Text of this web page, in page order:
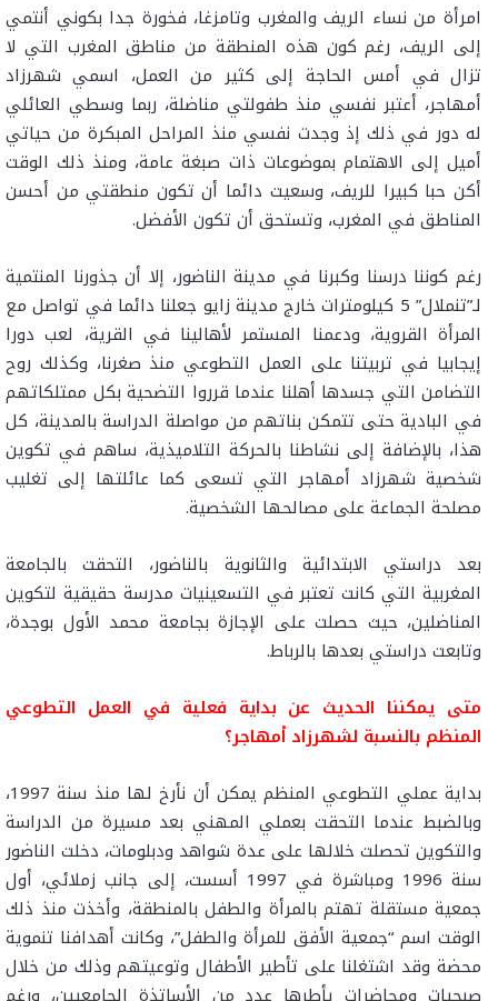
امرأة من نساء الريف والمغرب وتامزغا، فخورة جدا بكوني أنتمي
إلى الريف، رغم كون هذه المنطقة من مناطق المغرب التي لا
تزال في أمس الحاجة إلى كثير من العمل، اسمي شهرزاد
أمهاجر، أعتبر نفسي منذ طفولتي مناضلة، ربما وسطي العائلي
له دور في ذلك إذ وجدت نفسي منذ المراحل المبكرة من حياتي
أميل إلى الاهتمام بموضوعات ذات صبغة عامة، ومنذ ذلك الوقت
أكن حبا كبيرا للريف، وسعيت دائما أن تكون منطقتي من أحسن
المناطق في المغرب، وتستحق أن تكون الأفضل.
رغم كوننا درسنا وكبرنا في مدينة الناضور، إلا أن جذورنا المنتمية
لـ”تنملال” 5 كيلومترات خارج مدينة زايو جعلنا دائما في تواصل مع
المرأة القروية، ودعمنا المستمر لأهالينا في القرية، لعب دورا
إيجابيا في تربيتنا على العمل التطوعي منذ صغرنا، وكذلك روح
التضامن التي جسدها أهلنا عندما قرروا التضحية بكل ممتلكاتهم
في البادية حتى تتمكن بناتهم من مواصلة الدراسة بالمدينة، كل
هذا، بالإضافة إلى نشاطنا بالحركة التلاميذية، ساهم في تكوين
شخصية شهرزاد أمهاجر التي تسعى كما عائلتها إلى تغليب
مصلحة الجماعة على مصالحها الشخصية.
بعد دراستي الابتدائية والثانوية بالناضور، التحقت بالجامعة
المغربية التي كانت تعتبر في التسعينيات مدرسة حقيقية لتكوين
المناضلين، حيث حصلت على الإجازة بجامعة محمد الأول بوجدة،
وتابعت دراستي بعدها بالرباط.
متى يمكننا الحديث عن بداية فعلية في العمل التطوعي
المنظم بالنسبة لشهرزاد أمهاجر؟
بداية عملي التطوعي المنظم يمكن أن نأرخ لها منذ سنة 1997،
وبالضبط عندما التحقت بعملي المهني بعد مسيرة من الدراسة
والتكوين تحصلت خلالها على عدة شواهد ودبلومات، دخلت الناضور
سنة 1996 ومباشرة في 1997 أسست، إلى جانب زملائي، أول
جمعية مستقلة تهتم بالمرأة والطفل بالمنطقة، وأخذت منذ ذلك
الوقت اسم “جمعية الأفق للمرأة والطفل”، وكانت أهدافنا تنموية
محضة وقد اشتغلنا على تأطير الأطفال وتوعيتهم وذلك من خلال